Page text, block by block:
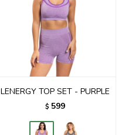
LENERGY TOP SET - PURPLE
$ 599